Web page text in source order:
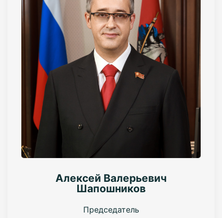
Алексей Валерьевич
Шапошников
Председатель